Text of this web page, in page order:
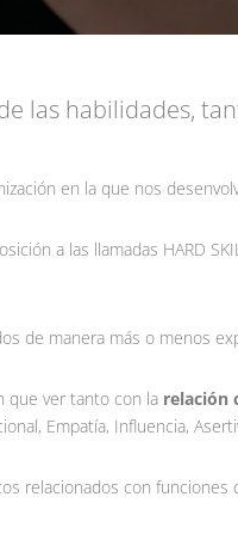
las habilidades,
en la que nos
a las llamadas HARD
de manera más o menos
que ver tanto con la relación
Empatía, Influencia,
relacionados con funciones